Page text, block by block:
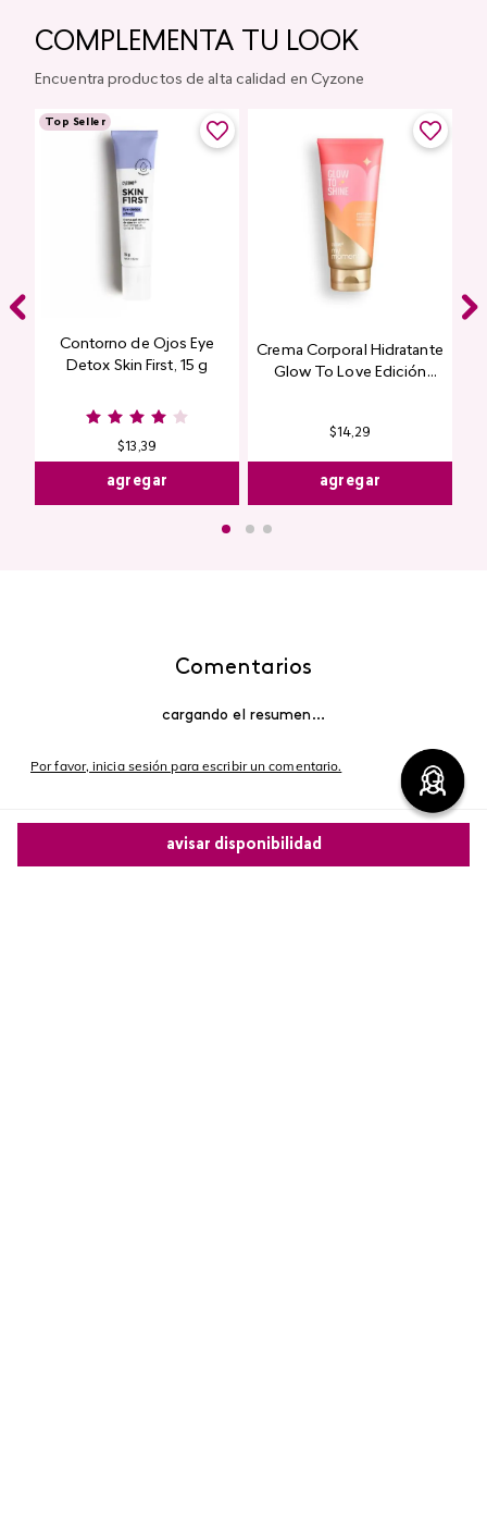
avisar disponibilidad
COMPLEMENTA TU LOOK
Encuentra productos de alta calidad en Cyzone
Top Seller
Contorno de Ojos Eye
Detox Skin First, 15 g
$13,39
agregar
Crema Corporal Hidratante
Glow To Love Edición
$14,29
agregar
Comentarios
cargando el resumen…
Por favor, inicia sesión para escribir un comentario.
Más reciente